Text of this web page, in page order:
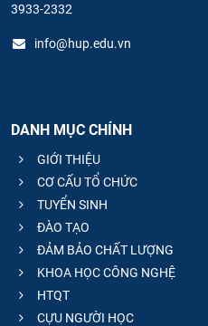
3933-2332
info@hup.edu.vn
DANH MỤC CHÍNH
GIỚI THIỆU
CƠ CẤU TỔ CHỨC
TUYỂN SINH
ĐÀO TẠO
ĐẢM BẢO CHẤT LƯỢNG
KHOA HỌC CÔNG NGHỆ
HTQT
CỰU NGƯỜI HỌC